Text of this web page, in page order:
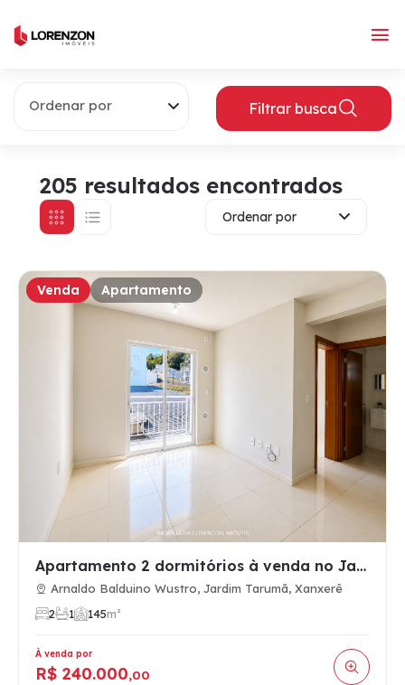
Ordenar por Filtrar busca
205 resultados encontrados
Ordenar por
Venda Apartamento
Apartamento 2 dormitórios à venda no Jardim Tarumã, Xanxerê …
Arnaldo Balduino Wustro, Jardim Tarumã, Xanxerê
2
1 145m²
À venda por
R$ 240.000,00